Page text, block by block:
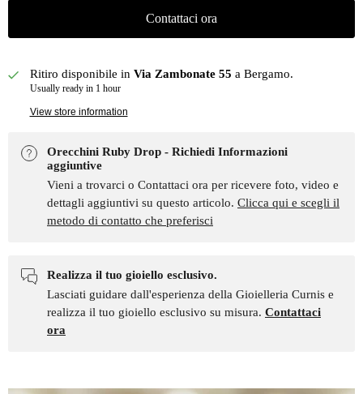
Contattaci ora
Ritiro disponibile in Via Zambonate 55 a Bergamo.
Usually ready in 1 hour
View store information
Orecchini Ruby Drop - Richiedi Informazioni
aggiuntive
Vieni a trovarci o Contattaci ora per ricevere foto, video e
dettagli aggiuntivi su questo articolo. Clicca qui e scegli il
metodo di contatto che preferisci
Realizza il tuo gioiello esclusivo.
Lasciati guidare dall'esperienza della Gioielleria Curnis e
realizza il tuo gioiello esclusivo su misura. Contattaci
ora